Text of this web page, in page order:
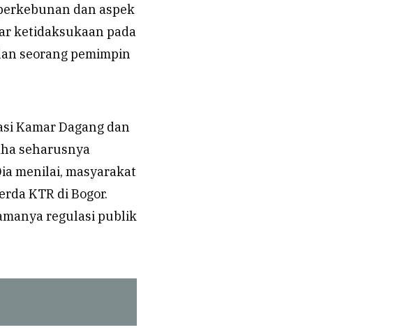
dan aspek
ketidaksukaan pada
seorang pemimpin
Kamar Dagang dan
seharusnya
menilai, masyarakat
KTR di Bogor.
regulasi publik